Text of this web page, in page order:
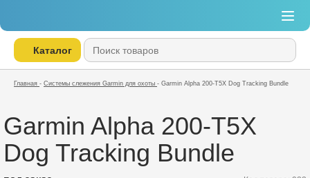
Каталог
Главная - Системы слежения Garmin для охоты - Garmin Alpha 200-T5X Dog Tracking Bundle
Garmin Alpha 200-T5X
Dog Tracking Bundle